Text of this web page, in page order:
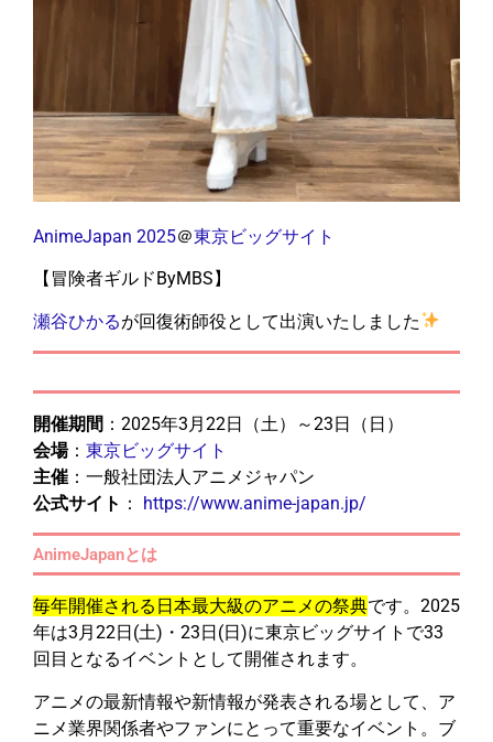
AnimeJapan 2025＠東京ビッグサイト
【冒険者ギルドByMBS】
瀬谷ひかるが回復術師役として出演いたしました
開催期間 ：2025年3月22日（土）～23日（日）
会場： 東京ビッグサイト
主催 ：一般社団法人アニメジャパン
公式サイト ： https://www.anime-japan.jp/
AnimeJapanとは
毎年開催される日本最大級のアニメの祭典です。 2025
年は3月22日(土)・23日(日)に東京ビッグサイトで33
回目となるイベントとして開催されます。
アニメの最新情報や新情報が発表される場として、ア
ニメ業界関係者やファンにとって重要なイベント。 ブ